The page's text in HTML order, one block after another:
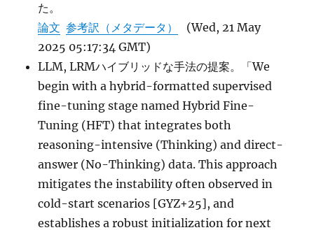
た。
論文 参考訳（メタデータ）
(Wed, 21 May
2025 05:17:34 GMT)
LLM, LRMハイブリッドな手法の提案。「We
begin with a hybrid-formatted supervised
fine-tuning stage named Hybrid Fine-
Tuning (HFT) that integrates both
reasoning-intensive (Thinking) and direct-
answer (No-Thinking) data. This approach
mitigates the instability often observed in
cold-start scenarios [GYZ+25], and
establishes a robust initialization for next